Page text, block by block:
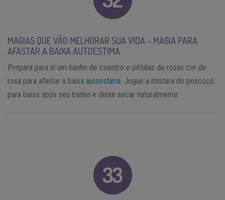
MAGIAS QUE VÃO MELHORAR SUA VIDA – MAGIA PARA
AFASTAR A BAIXA AUTOESTIMA
Prepara para si um banho de coentro e pétalas de rosas cor de
rosa para afastar a baixa autoestima . Jogue a mistura do pescoço
para baixo após seu banho e deixe secar naturalmente.